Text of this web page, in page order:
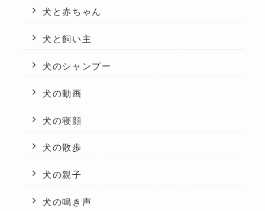
犬と赤ちゃん
犬と飼い主
犬のシャンプー
犬の動画
犬の寝顔
犬の散歩
犬の親子
犬の鳴き声